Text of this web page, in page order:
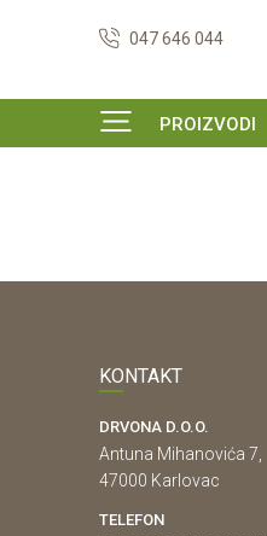
047 646 044
PROIZVODI
KONTAKT
DRVONA D.O.O.
Antuna Mihanovića 7,
47000 Karlovac
TELEFON